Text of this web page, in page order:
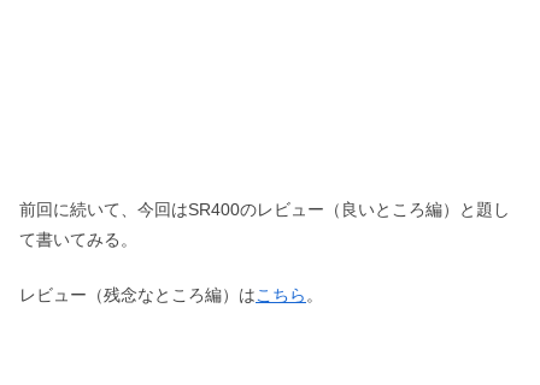
前回に続いて、今回はSR400のレビュー（良いところ編）と題し
て書いてみる。
レビュー（残念なところ編）はこちら。